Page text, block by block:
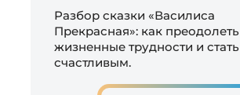
Разбор сказки «Василиса
Прекрасная»: как преодолеть
жизненные трудности и стать
счастливым.